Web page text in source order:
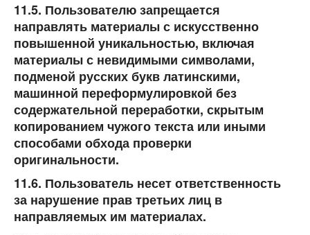
11.5. Пользователю запрещается
направлять материалы с искусственно
повышенной уникальностью, включая
материалы с невидимыми символами,
подменой русских букв латинскими,
машинной переформулировкой без
содержательной переработки, скрытым
копированием чужого текста или иными
способами обхода проверки
оригинальности.
11.6. Пользователь несет ответственность
за нарушение прав третьих лиц в
направляемых им материалах.